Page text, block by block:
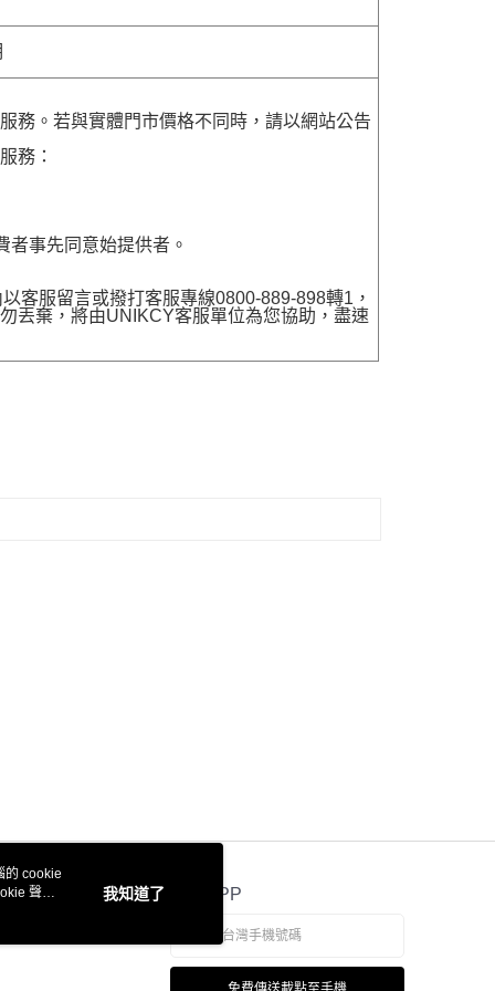
務。若與實體門市價格不同時，請以網站公告
務：
事先同意始提供者。
客服留言或撥打客服專線0800-889-898轉1，
丟棄，將由UNIKCY客服單位為您協助，盡速
官方APP
的 cookie
聲明
我知道了